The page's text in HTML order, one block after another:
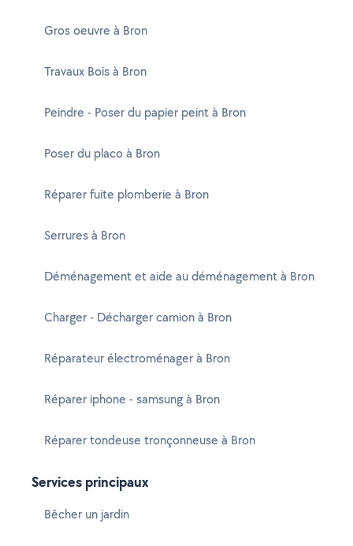
Gros oeuvre à Bron
Travaux Bois à Bron
Peindre - Poser du papier peint à Bron
Poser du placo à Bron
Réparer fuite plomberie à Bron
Serrures à Bron
Déménagement et aide au déménagement à Bron
Charger - Décharger camion à Bron
Réparateur électroménager à Bron
Réparer iphone - samsung à Bron
Réparer tondeuse tronçonneuse à Bron
Services principaux
Bêcher un jardin